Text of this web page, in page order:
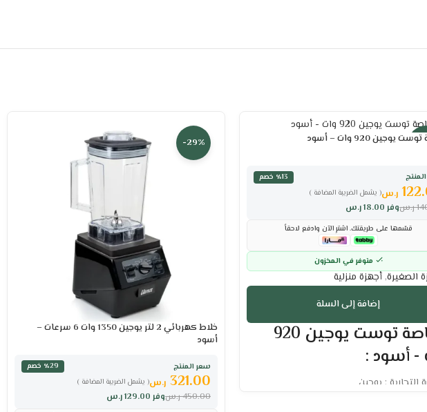
-
يوجين 920 وات – أسود
٪13 خصم
( يشمل الضريبة المضافة )ر.س
وفر 18.00ر.س ر.س
قسّمها على طريقتك. اشترِ الآن وادفع لاحقاً
متوفر في المخزون
الصغيرة, أجهزة منزلية
إضافة إلى السلة
حماصة توست يوجين 920
- أسود :
التجارية : يوجين
-29%
خلاط كهربائي 2 لتر يوجين 1350 وات 6 سرعات –
أسود
سعر المنتج
٪29 خصم
( يشمل الضريبة المضافة )
321.00 ر.س
وفر 129.00ر.س 450.00ر.س